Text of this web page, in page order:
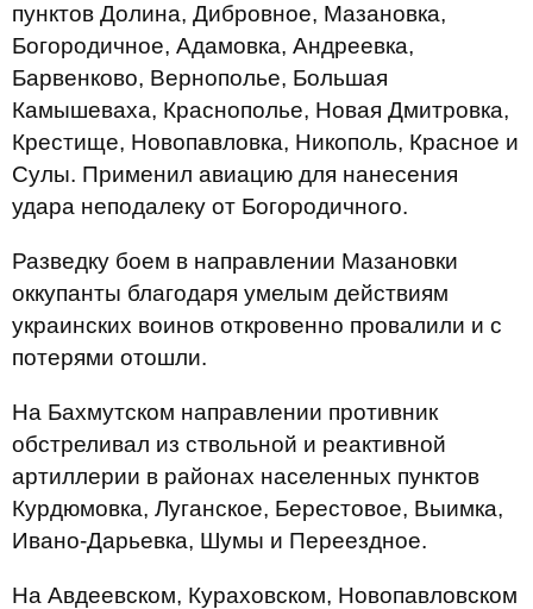
пунктов Долина, Дибровное, Мазановка,
Богородичное, Адамовка, Андреевка,
Барвенково, Вернополье, Большая
Камышеваха, Краснополье, Новая Дмитровка,
Крестище, Новопавловка, Никополь, Красное и
Сулы. Применил авиацию для нанесения
удара неподалеку от Богородичного.
Разведку боем в направлении Мазановки
оккупанты благодаря умелым действиям
украинских воинов откровенно провалили и с
потерями отошли.
На Бахмутском направлении противник
обстреливал из ствольной и реактивной
артиллерии в районах населенных пунктов
Курдюмовка, Луганское, Берестовое, Выимка,
Ивано-Дарьевка, Шумы и Переездное.
На Авдеевском, Кураховском, Новопавловском